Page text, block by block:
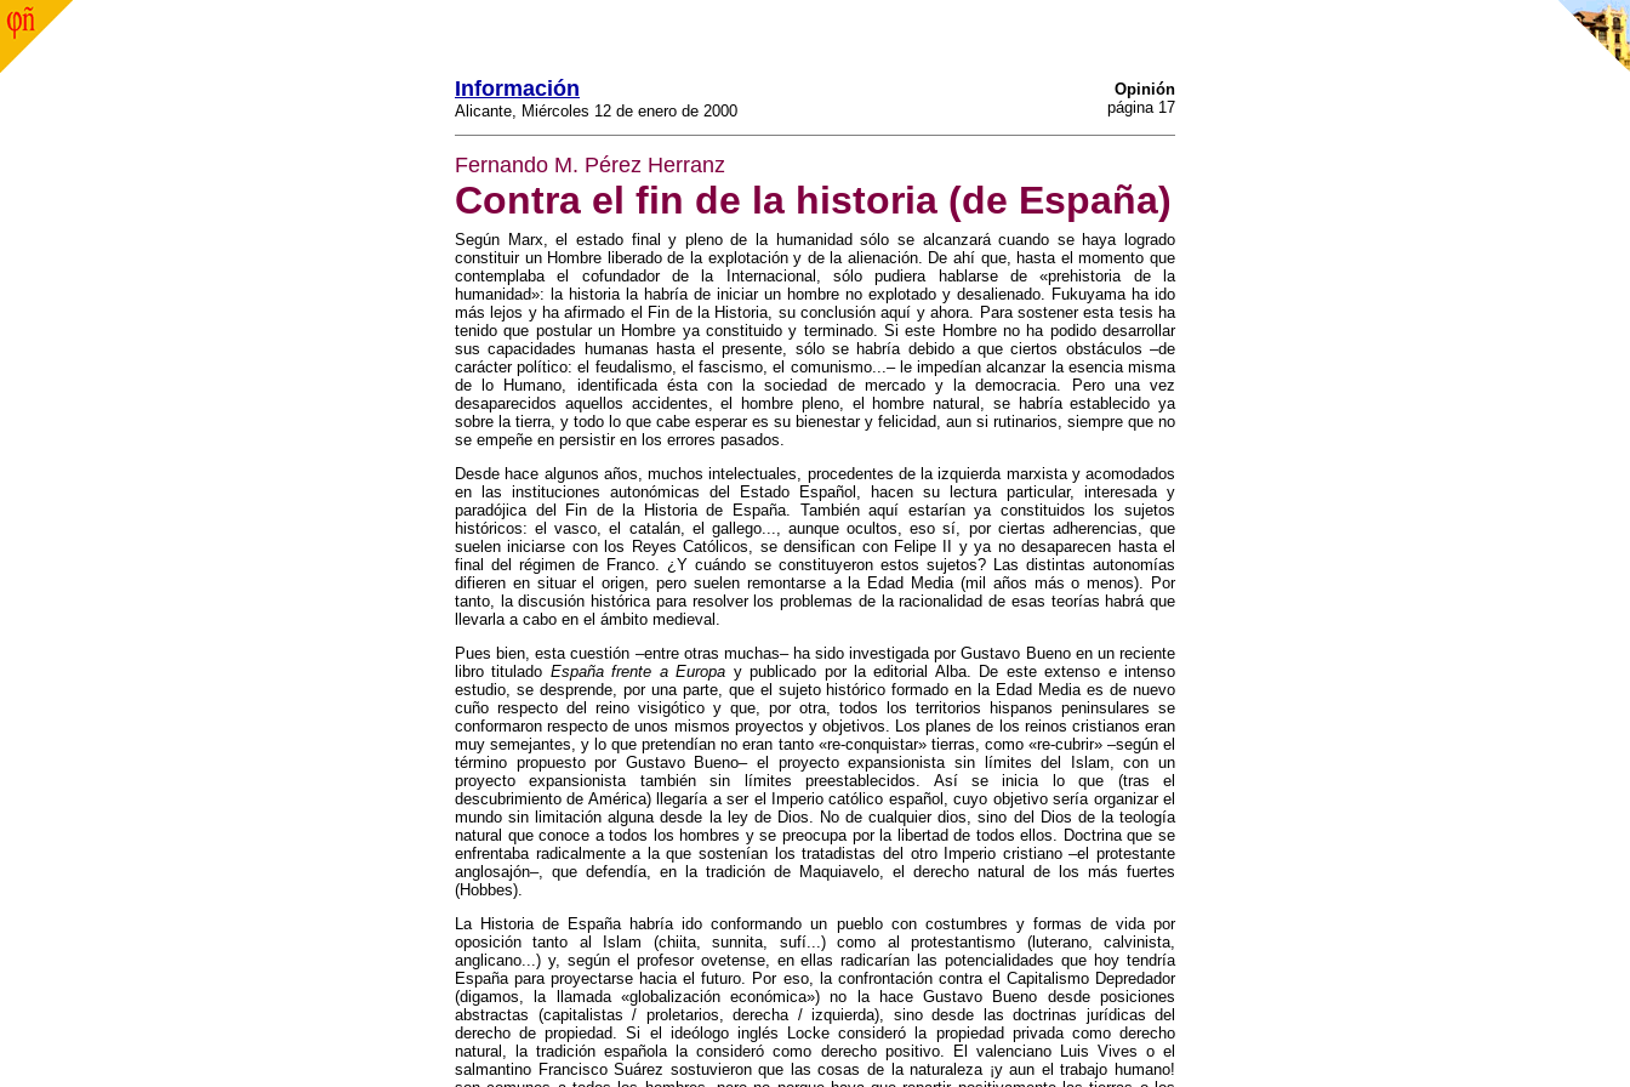
Información
Alicante, Miércoles 12 de enero de 2000
Opinión
página 17
Fernando M. Pérez Herranz
Contra el fin de la historia (de España)
Según Marx, el estado final y pleno de la humanidad sólo se alcanzará cuando se haya logrado
constituir un Hombre liberado de la explotación y de la alienación. De ahí que, hasta el momento que
contemplaba el cofundador de la Internacional, sólo pudiera hablarse de «prehistoria de la
humanidad»: la historia la habría de iniciar un hombre no explotado y desalienado. Fukuyama ha ido
más lejos y ha afirmado el Fin de la Historia, su conclusión aquí y ahora. Para sostener esta tesis ha
tenido que postular un Hombre ya constituido y terminado. Si este Hombre no ha podido desarrollar
sus capacidades humanas hasta el presente, sólo se habría debido a que ciertos obstáculos –de
carácter político: el feudalismo, el fascismo, el comunismo...– le impedían alcanzar la esencia misma
de lo Humano, identificada ésta con la sociedad de mercado y la democracia. Pero una vez
desaparecidos aquellos accidentes, el hombre pleno, el hombre natural, se habría establecido ya
sobre la tierra, y todo lo que cabe esperar es su bienestar y felicidad, aun si rutinarios, siempre que no
se empeñe en persistir en los errores pasados.
Desde hace algunos años, muchos intelectuales, procedentes de la izquierda marxista y acomodados
en las instituciones autonómicas del Estado Español, hacen su lectura particular, interesada y
paradójica del Fin de la Historia de España. También aquí estarían ya constituidos los sujetos
históricos: el vasco, el catalán, el gallego..., aunque ocultos, eso sí, por ciertas adherencias, que
suelen iniciarse con los Reyes Católicos, se densifican con Felipe II y ya no desaparecen hasta el
final del régimen de Franco. ¿Y cuándo se constituyeron estos sujetos? Las distintas autonomías
difieren en situar el origen, pero suelen remontarse a la Edad Media (mil años más o menos). Por
tanto, la discusión histórica para resolver los problemas de la racionalidad de esas teorías habrá que
llevarla a cabo en el ámbito medieval.
Pues bien, esta cuestión –entre otras muchas– ha sido investigada por Gustavo Bueno en un reciente
libro titulado España frente a Europa y publicado por la editorial Alba. De este extenso e intenso
estudio, se desprende, por una parte, que el sujeto histórico formado en la Edad Media es de nuevo
cuño respecto del reino visigótico y que, por otra, todos los territorios hispanos peninsulares se
conformaron respecto de unos mismos proyectos y objetivos. Los planes de los reinos cristianos eran
muy semejantes, y lo que pretendían no eran tanto «re-conquistar» tierras, como «re-cubrir» –según el
término propuesto por Gustavo Bueno– el proyecto expansionista sin límites del Islam, con un
proyecto expansionista también sin límites preestablecidos. Así se inicia lo que (tras el
descubrimiento de América) llegaría a ser el Imperio católico español, cuyo objetivo sería organizar el
mundo sin limitación alguna desde la ley de Dios. No de cualquier dios, sino del Dios de la teología
natural que conoce a todos los hombres y se preocupa por la libertad de todos ellos. Doctrina que se
enfrentaba radicalmente a la que sostenían los tratadistas del otro Imperio cristiano –el protestante
anglosajón–, que defendía, en la tradición de Maquiavelo, el derecho natural de los más fuertes
(Hobbes).
La Historia de España habría ido conformando un pueblo con costumbres y formas de vida por
oposición tanto al Islam (chiita, sunnita, sufí...) como al protestantismo (luterano, calvinista,
anglicano...) y, según el profesor ovetense, en ellas radicarían las potencialidades que hoy tendría
España para proyectarse hacia el futuro. Por eso, la confrontación contra el Capitalismo Depredador
(digamos, la llamada «globalización económica») no la hace Gustavo Bueno desde posiciones
abstractas (capitalistas / proletarios, derecha / izquierda), sino desde las doctrinas jurídicas del
derecho de propiedad. Si el ideólogo inglés Locke consideró la propiedad privada como derecho
natural, la tradición española la consideró como derecho positivo. El valenciano Luis Vives o el
salmantino Francisco Suárez sostuvieron que las cosas de la naturaleza ¡y aun el trabajo humano!